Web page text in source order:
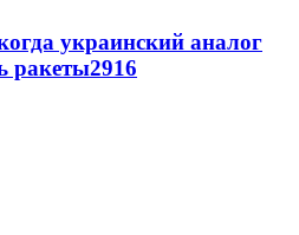
украинский аналог
ракеты2916